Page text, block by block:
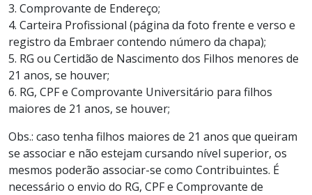
3. Comprovante de Endereço;
4. Carteira Profissional (página da foto frente e verso e
registro da Embraer contendo número da chapa);
5. RG ou Certidão de Nascimento dos Filhos menores de
21 anos, se houver;
6. RG, CPF e Comprovante Universitário para filhos
maiores de 21 anos, se houver;
Obs.: caso tenha filhos maiores de 21 anos que queiram
se associar e não estejam cursando nível superior, os
mesmos poderão associar-se como Contribuintes. É
necessário o envio do RG, CPF e Comprovante de